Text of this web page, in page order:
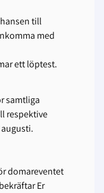
till
med
ett löptest.
samtliga
respektive
domareventet
Er